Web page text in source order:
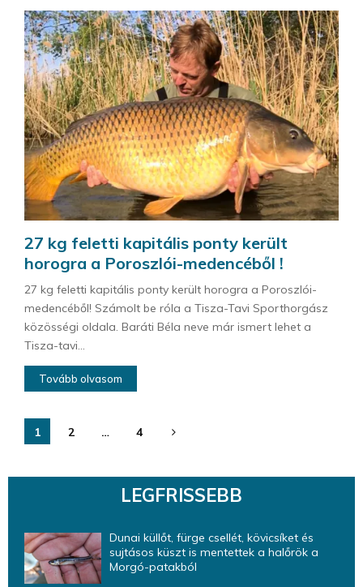
27 kg feletti kapitális ponty került
horogra a Poroszlói-medencéből !
27 kg feletti kapitális ponty került horogra a Poroszlói-
medencéből! Számolt be róla a Tisza-Tavi Sporthorgász
közösségi oldala. Baráti Béla neve már ismert lehet a
Tisza-tavi...
Tovább olvasom
Bejegyzések
1 2 … 4
LEGFRISSEBB
Dunai küllőt, fürge csellét, kövicsíket és
sujtásos küszt is mentettek a halőrök a
Morgó-patakból